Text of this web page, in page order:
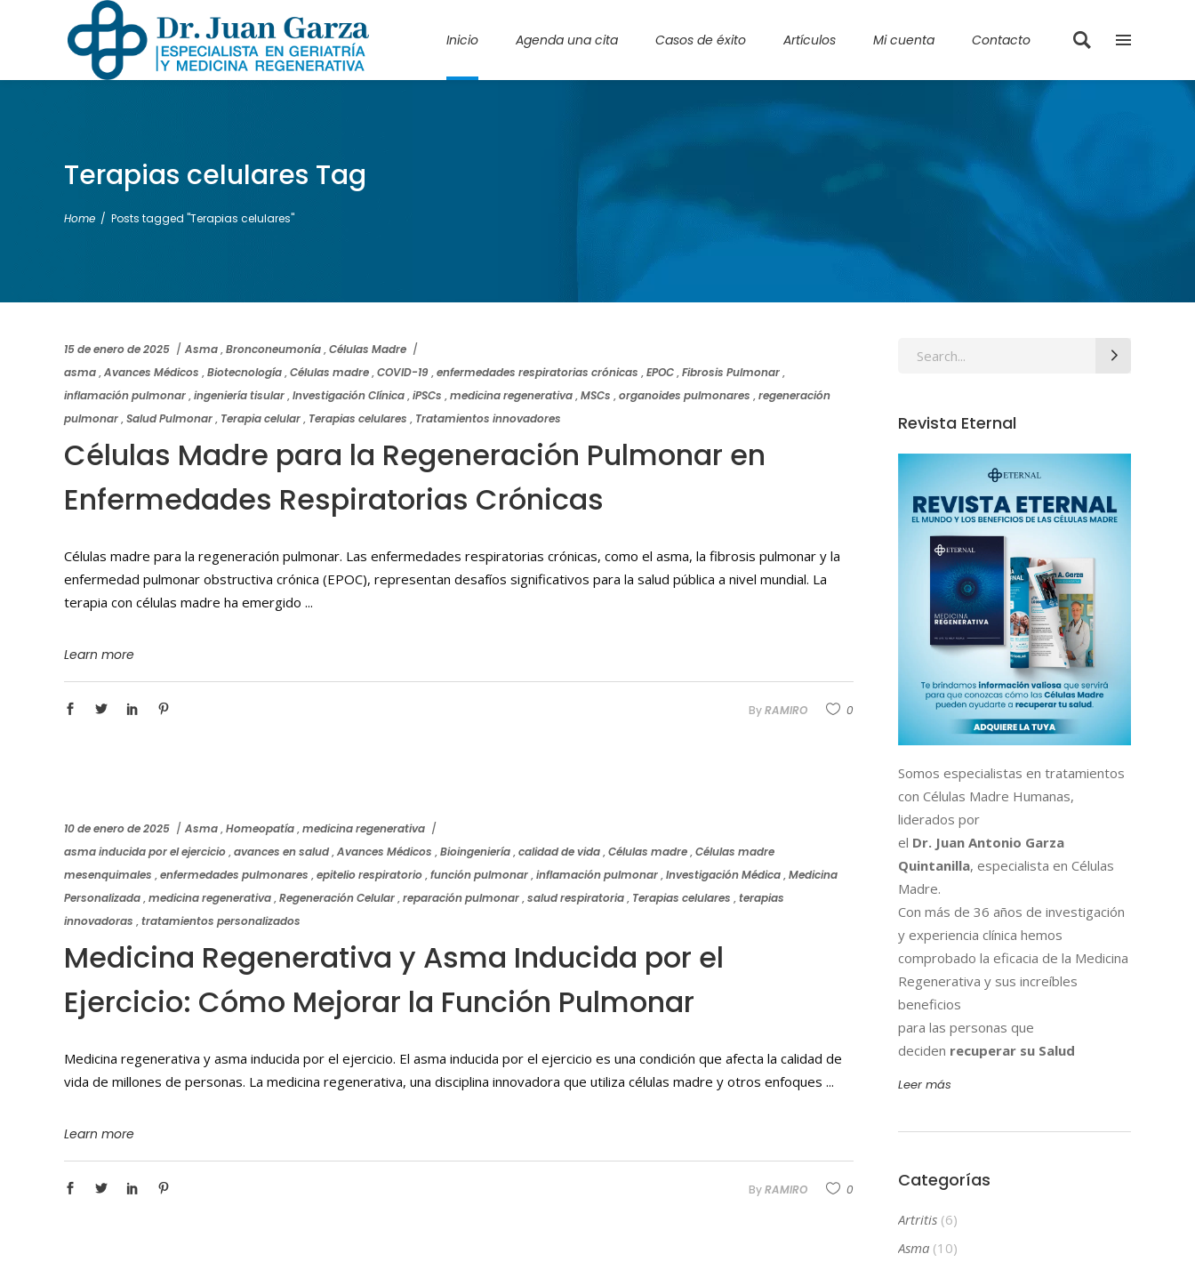
Inicio Agenda una cita Casos de éxito Artículos Mi cuenta Contacto
Terapias celulares Tag
Home / Posts tagged "Terapias celulares"
15 de enero de 2025 Asma,Bronconeumonía,Células Madre
asma,Avances Médicos ,Biotecnología,Células madre,COVID-19,enfermedades respiratorias crónicas ,EPOC,Fibrosis Pulmonar,
inflamación pulmonar,ingeniería tisular,Investigación Clínica,iPSCs ,medicina regenerativa,MSCs ,organoides pulmonares ,regeneración
pulmonar,Salud Pulmonar, Terapia celular, Terapias celulares , Tratamientos innovadores
Células Madre para la Regeneración Pulmonar en
Enfermedades Respiratorias Crónicas
Células madre para la regeneración pulmonar. Las enfermedades respiratorias crónicas, como el asma, la fibrosis pulmonar y la
enfermedad pulmonar obstructiva crónica (EPOC), representan desafíos significativos para la salud pública a nivel mundial. La
terapia con células madre ha emergido
Learn more
ByRAMIRO 0
10 de enero de 2025 Asma,Homeopatía,medicina regenerativa
asma inducida por el ejercicio,avances en salud,Avances Médicos ,Bioingeniería,calidad de vida,Células madre,Células madre
mesenquimales ,enfermedades pulmonares ,epitelio respiratorio,función pulmonar,inflamación pulmonar,Investigación Médica,Medicina
Personalizada,medicina regenerativa,Regeneración Celular,reparación pulmonar,salud respiratoria, Terapias celulares ,terapias
innovadoras ,tratamientos personalizados
Medicina Regenerativa y Asma Inducida por el
Ejercicio: Cómo Mejorar la Función Pulmonar
Medicina regenerativa y asma inducida por el ejercicio. El asma inducida por el ejercicio es una condición que afecta la calidad de
vida de millones de personas. La medicina regenerativa, una disciplina innovadora que utiliza células madre y otros enfoques
Learn more
ByRAMIRO 0
Revista Eternal
Somos especialistas en tratamientos
con Células Madre Humanas,
liderados por
el Dr. Juan Antonio Garza
Quintanilla, especialista en Células
Madre.
Con más de 36 años de investigación
y experiencia clínica hemos
comprobado la eficacia de la Medicina
Regenerativa y sus increíbles
beneficios
para las personas que
deciden recuperar su Salud
Leer más
Categorías
Artritis(6)
Asma(10)